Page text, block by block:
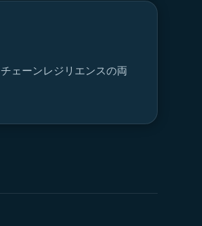
ェーンレジリエンスの両